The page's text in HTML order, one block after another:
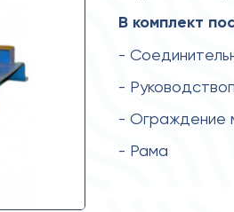
В комплект
-
-
- Ограждение
- Рама